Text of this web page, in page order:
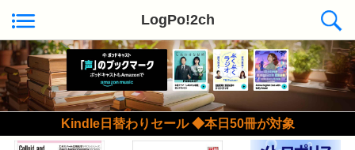
LogPo!2ch
Kindle日替わりセール ◆本日50冊が対象